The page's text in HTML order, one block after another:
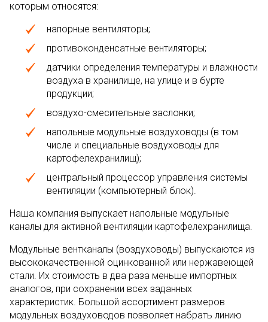
которым относятся:
напорные вентиляторы;
противоконденсатные вентиляторы;
датчики определения температуры и влажности
воздуха в хранилище, на улице и в бурте
продукции;
воздухо-смесительные заслонки;
напольные модульные воздуховоды (в том
числе и специальные воздуховоды для
картофелехранилищ);
центральный процессор управления системы
вентиляции (компьютерный блок).
Наша компания выпускает напольные модульные
каналы для активной вентиляции картофелехранилища.
Модульные вентканалы (воздуховоды) выпускаются из
высококачественной оцинкованной или нержавеющей
стали. Их стоимость в два раза меньше импортных
аналогов, при сохранении всех заданных
характеристик. Большой ассортимент размеров
модульных воздуховодов позволяет набрать линию